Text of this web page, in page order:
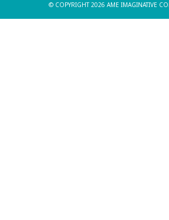
© COPYRIGHT 2026 AME IMAGINATIVE